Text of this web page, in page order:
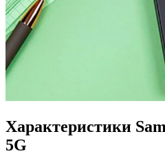
Характеристики
5G